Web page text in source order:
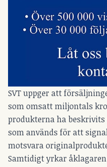
SVT uppger att
som omsatt miljontals
produkterna ha
som används för att
motsvara
Samtidigt yrkar